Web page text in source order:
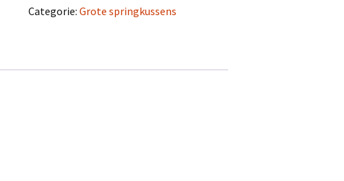
Categorie:Grote springkussens